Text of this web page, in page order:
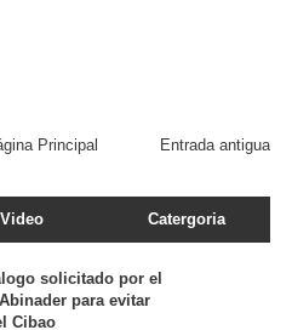
Entrada antigua
Principal
Video Catergoria
solicitado por el
para evitar
Cibao